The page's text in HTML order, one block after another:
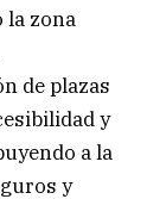
la zona
de plazas
y
a la
y